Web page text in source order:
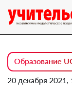
Образование
20 декабря 2021,